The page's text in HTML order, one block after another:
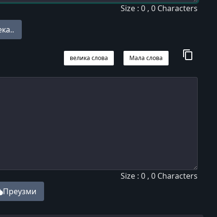
Size : 0 , 0 Characters
content_copy
Мала слова
велика слова
Size : 0 , 0 Characters
Преузми